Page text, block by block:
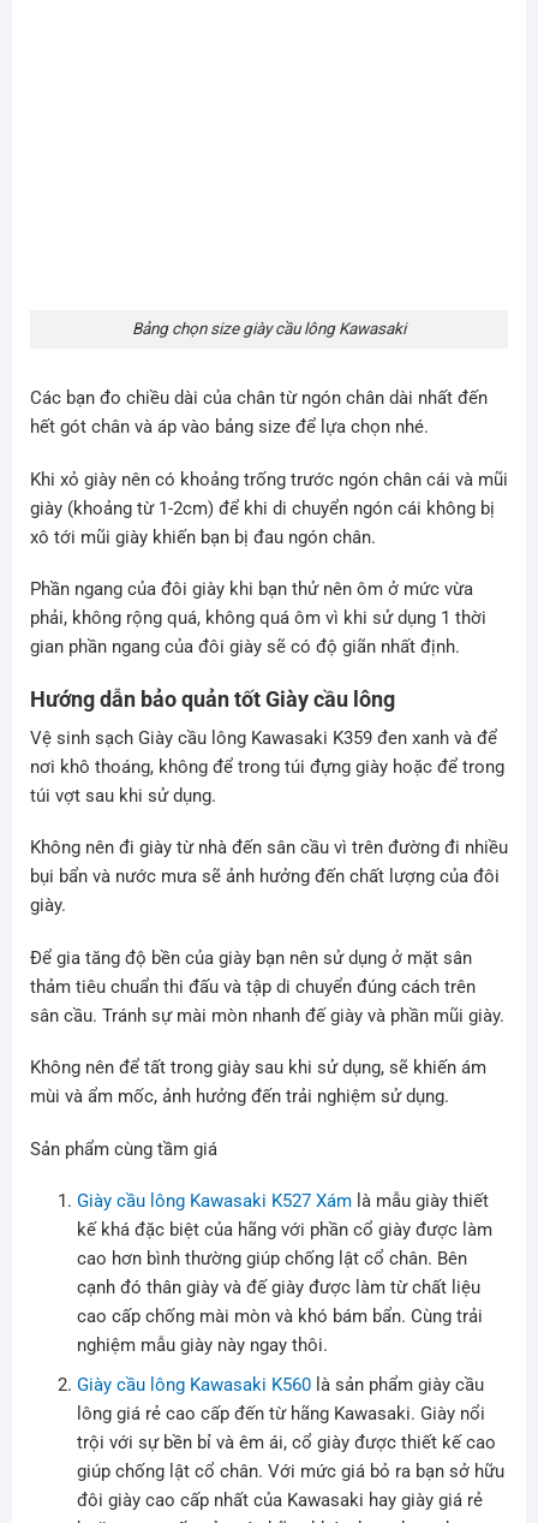
Bảng chọn size giày cầu lông Kawasaki
Các bạn đo chiều dài của chân từ ngón chân dài nhất đến
hết gót chân và áp vào bảng size để lựa chọn nhé.
Khi xỏ giày nên có khoảng trống trước ngón chân cái và mũi
giày (khoảng từ 1-2cm) để khi di chuyển ngón cái không bị
xô tới mũi giày khiến bạn bị đau ngón chân.
Phần ngang của đôi giày khi bạn thử nên ôm ở mức vừa
phải, không rộng quá, không quá ôm vì khi sử dụng 1 thời
gian phần ngang của đôi giày sẽ có độ giãn nhất định.
Hướng dẫn bảo quản tốt Giày cầu lông
Vệ sinh sạch Giày cầu lông Kawasaki K359 đen xanh và để
nơi khô thoáng, không để trong túi đựng giày hoặc để trong
túi vợt sau khi sử dụng.
Không nên đi giày từ nhà đến sân cầu vì trên đường đi nhiều
bụi bẩn và nước mưa sẽ ảnh hưởng đến chất lượng của đôi
giày.
Để gia tăng độ bền của giày bạn nên sử dụng ở mặt sân
thảm tiêu chuẩn thi đấu và tập di chuyển đúng cách trên
sân cầu. Tránh sự mài mòn nhanh đế giày và phần mũi giày.
Không nên để tất trong giày sau khi sử dụng, sẽ khiến ám
mùi và ẩm mốc, ảnh hưởng đến trải nghiệm sử dụng.
Sản phẩm cùng tầm giá
Giày cầu lông Kawasaki K527 Xám là mẫu giày thiết
kế khá đặc biệt của hãng với phần cổ giày được làm
cao hơn bình thường giúp chống lật cổ chân. Bên
cạnh đó thân giày và đế giày được làm từ chất liệu
cao cấp chống mài mòn và khó bám bẩn. Cùng trải
nghiệm mẫu giày này ngay thôi.
Giày cầu lông Kawasaki K560 là sản phẩm giày cầu
lông giá rẻ cao cấp đến từ hãng Kawasaki. Giày nổi
trội với sự bền bỉ và êm ái, cổ giày được thiết kế cao
giúp chống lật cổ chân. Với mức giá bỏ ra bạn sở hữu
đôi giày cao cấp nhất của Kawasaki hay giày giá rẻ